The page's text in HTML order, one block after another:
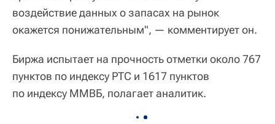
воздействие данных о запасах на рынок
окажется понижательным", — комментирует он.
Биржа испытает на прочность отметки около 767
пунктов по индексу РТС и 1617 пунктов
по индексу ММВБ, полагает аналитик.